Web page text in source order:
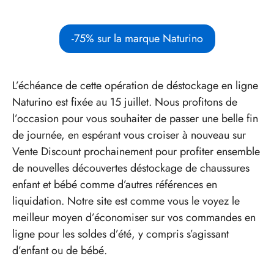
-75% sur la marque Naturino
L’échéance de cette opération de déstockage en ligne
Naturino est fixée au 15 juillet. Nous profitons de
l’occasion pour vous souhaiter de passer une belle fin
de journée, en espérant vous croiser à nouveau sur
Vente Discount prochainement pour profiter ensemble
de nouvelles découvertes déstockage de chaussures
enfant et bébé comme d’autres références en
liquidation. Notre site est comme vous le voyez le
meilleur moyen d’économiser sur vos commandes en
ligne pour les soldes d’été, y compris s’agissant
d’enfant ou de bébé.